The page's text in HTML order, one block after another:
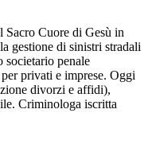
Sacro Cuore di Gesù in
gestione di sinistri stradali
societario penale
privati e imprese. Oggi
divorzi e affidi),
Criminologa iscritta